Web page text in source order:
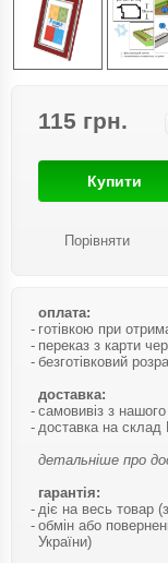
115 грн.
Купити
Порівняти
оплата:
готівкою при
переказ з карти
безготівковий
доставка:
самовивіз з
доставка на склад
детальніше про
гарантія:
діє на весь товар
обмін або
України)